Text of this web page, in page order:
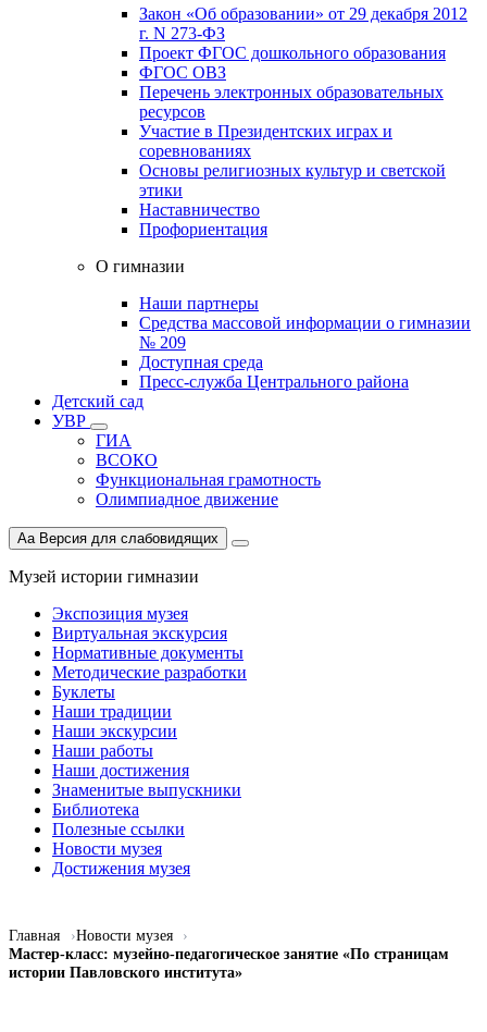
Закон «Об образовании» от 29 декабря 2012
г. N 273-ФЗ
Проект ФГОС дошкольного образования
ФГОС ОВЗ
Перечень электронных образовательных
ресурсов
Участие в Президентских играх и
соревнованиях
Основы религиозных культур и светской
этики
Наставничество
Профориентация
О гимназии
Наши партнеры
Средства массовой информации о гимназии
№ 209
Доступная среда
Пресс-служба Центрального района
Детский сад
УВР
ГИА
ВСОКО
Функциональная грамотность
Олимпиадное движение
Aa Версия для слабовидящих
Музей истории гимназии
Экспозиция музея
Виртуальная экскурсия
Нормативные документы
Методические разработки
Буклеты
Наши традиции
Наши экскурсии
Наши работы
Наши достижения
Знаменитые выпускники
Библиотека
Полезные ссылки
Новости музея
Достижения музея
Главная
Новости музея
Мастер-класс: музейно-педагогическое занятие «По страницам
истории Павловского института»